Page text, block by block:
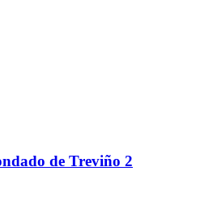
de Treviño 2